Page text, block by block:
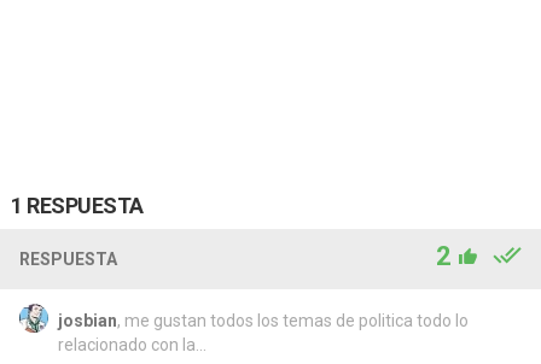
1 RESPUESTA
RESPUESTA 2
josbian, me gustan todos los temas de politica todo lo
relacionado con la...